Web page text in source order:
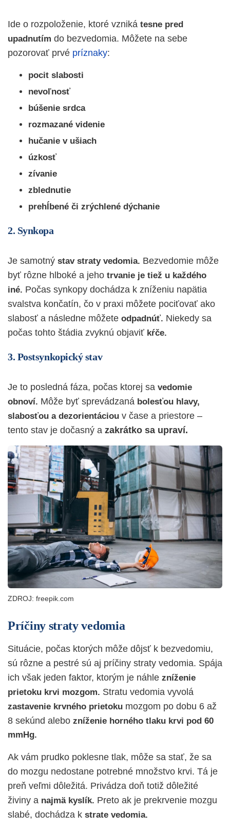
Ide o rozpoloženie, ktoré vzniká tesne pred
upadnutím do bezvedomia. Môžete na sebe
pozorovať prvé príznaky:
pocit slabosti
nevoľnosť
búšenie srdca
rozmazané videnie
hučanie v ušiach
úzkosť
zívanie
zblednutie
prehĺbené či zrýchlené dýchanie
2. Synkopa
Je samotný stav straty vedomia. Bezvedomie môže
byť rôzne hlboké a jeho trvanie je tiež u každého
iné. Počas synkopy dochádza k zníženiu napätia
svalstva končatín, čo v praxi môžete pociťovať ako
slabosť a následne môžete odpadnúť. Niekedy sa
počas tohto štádia zvyknú objaviť kŕče.
3. Postsynkopický stav
Je to posledná fáza, počas ktorej sa vedomie
obnoví. Môže byť sprevádzaná bolesťou hlavy,
slabosťou a dezorientáciou v čase a priestore –
tento stav je dočasný a zakrátko sa upraví.
ZDROJ: freepik.com
Príčiny straty vedomia
Situácie, počas ktorých môže dôjsť k bezvedomiu,
sú rôzne a pestré sú aj príčiny straty vedomia. Spája
ich však jeden faktor, ktorým je náhle zníženie
prietoku krvi mozgom. Stratu vedomia vyvolá
zastavenie krvného prietoku mozgom po dobu 6 až
8 sekúnd alebo zníženie horného tlaku krvi pod 60
mmHg.
Ak vám prudko poklesne tlak, môže sa stať, že sa
do mozgu nedostane potrebné množstvo krvi. Tá je
preň veľmi dôležitá. Privádza doň totiž dôležité
živiny a najmä kyslík. Preto ak je prekrvenie mozgu
slabé, dochádza k strate vedomia.